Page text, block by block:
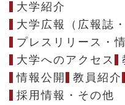
大学紹介
大学広報（広報誌
プレスリリース・
大学へのアクセス
情報公開
教員紹介
採用情報・その他